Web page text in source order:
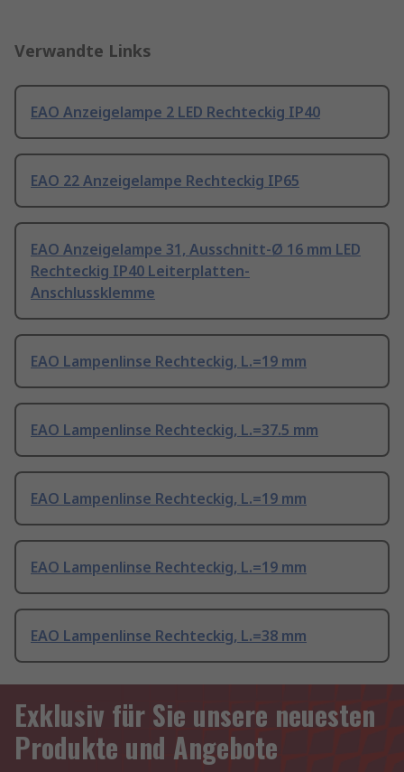
Verwandte Links
EAO Anzeigelampe 2 LED Rechteckig IP40
EAO 22 Anzeigelampe Rechteckig IP65
EAO Anzeigelampe 31, Ausschnitt-Ø 16 mm LED
Rechteckig IP40 Leiterplatten-
Anschlussklemme
EAO Lampenlinse Rechteckig, L.=19 mm
EAO Lampenlinse Rechteckig, L.=37.5 mm
EAO Lampenlinse Rechteckig, L.=19 mm
EAO Lampenlinse Rechteckig, L.=19 mm
EAO Lampenlinse Rechteckig, L.=38 mm
Exklusiv für Sie unsere neuesten
Produkte und Angebote